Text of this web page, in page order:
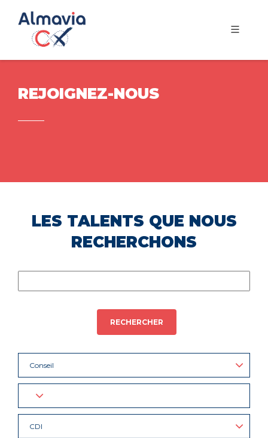
REJOIGNEZ-NOUS
LES TALENTS QUE NOUS
RECHERCHONS
RECHERCHER
Conseil
CDI